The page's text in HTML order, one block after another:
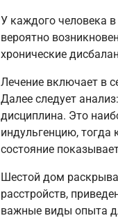
У каждого человека
вероятно
хронические
Лечение включает в
Далее следует
дисциплина. Это
индульгенцию, тогда
состояние
Шестой дом
расстройств,
важные виды опыта